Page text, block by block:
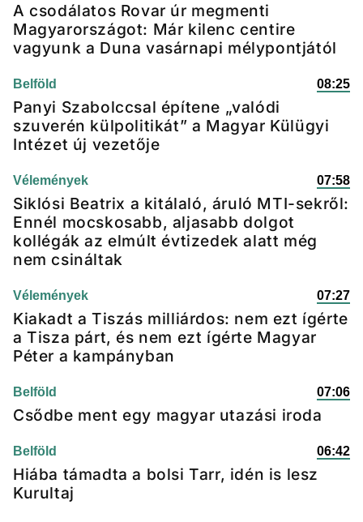
A csodálatos Rovar úr megmenti
Magyarországot: Már kilenc centire
vagyunk a Duna vasárnapi mélypontjától
Belföld 08:25
Panyi Szabolccsal építene „valódi
szuverén külpolitikát” a Magyar Külügyi
Intézet új vezetője
Vélemények 07:58
Siklósi Beatrix a kitálaló, áruló MTI-sekről:
Ennél mocskosabb, aljasabb dolgot
kollégák az elmúlt évtizedek alatt még
nem csináltak
Vélemények 07:27
Kiakadt a Tiszás milliárdos: nem ezt ígérte
a Tisza párt, és nem ezt ígérte Magyar
Péter a kampányban
Belföld 07:06
Csődbe ment egy magyar utazási iroda
Belföld 06:42
Hiába támadta a bolsi Tarr, idén is lesz
Kurultaj